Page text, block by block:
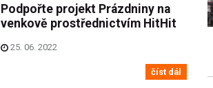
Podpořte projekt Prázdniny na
venkově prostřednictvím HitHit
25. 06. 2022
číst dál